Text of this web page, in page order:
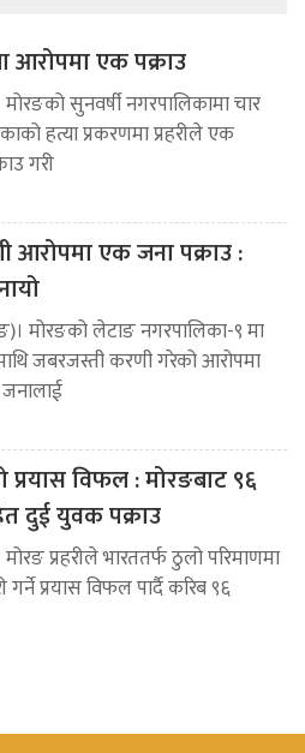
आरोपमा एक पक्राउ
मोरङको सुनवर्षी नगरपालिकामा चार
हत्या प्रकरणमा प्रहरीले एक
गरी
आरोपमा एक जना पक्राउ :
मोरङको लेटाङ नगरपालिका-९ मा
जबरजस्ती करणी गरेको आरोपमा
प्रयास विफल : मोरङबाट ९६
दुई युवक पक्राउ
मोरङ प्रहरीले भारततर्फ ठुलो परिमाणमा
गर्ने प्रयास विफल पार्दै करिब ९६